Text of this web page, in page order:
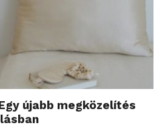
újabb megközelítés